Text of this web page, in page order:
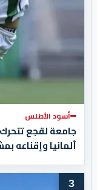
أسود الأطلس
جامعة لقجع
ألمانيا وإقناعه
3